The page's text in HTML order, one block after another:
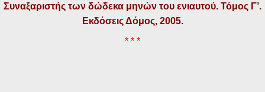
Συναξαριστής των δώδεκα μηνών του ενιαυτού. Τόμος Γ’.
Εκδόσεις Δόμος, 2005.
* * *